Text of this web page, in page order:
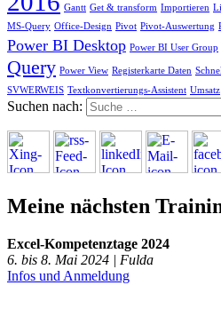
Gantt Get & transform Importieren
MS-Query Office-Design Pivot Pivot-Auswertung
Power BI Desktop Power BI User Group
Query Power View Registerkarte Daten
SVWERWEIS Textkonvertierungs-Assistent Umsatz
Suchen nach:
Meine nächsten
Excel-Kompetenztage 2024
6. bis 8. Mai 2024 | Fulda
Infos und Anmeldung